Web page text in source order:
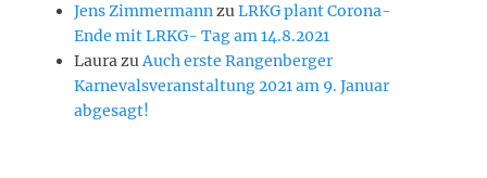
Jens ZimmermannzuLRKG plant Corona-
Ende mit LRKG- Tag am 14.8.2021
LaurazuAuch erste Rangenberger
Karnevalsveranstaltung 2021 am 9. Januar
abgesagt!